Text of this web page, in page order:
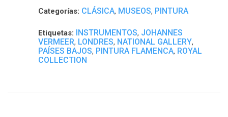
Categorías: CLÁSICA, MUSEOS, PINTURA
Etiquetas: INSTRUMENTOS, JOHANNES
VERMEER, LONDRES, NATIONAL GALLERY,
PAÍSES BAJOS, PINTURA FLAMENCA, ROYAL
COLLECTION